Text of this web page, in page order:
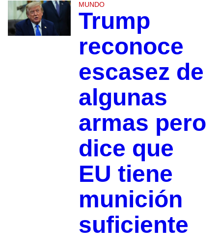
MUNDO
Trump
reconoce
escasez de
algunas
armas pero
dice que
EU tiene
munición
suficiente